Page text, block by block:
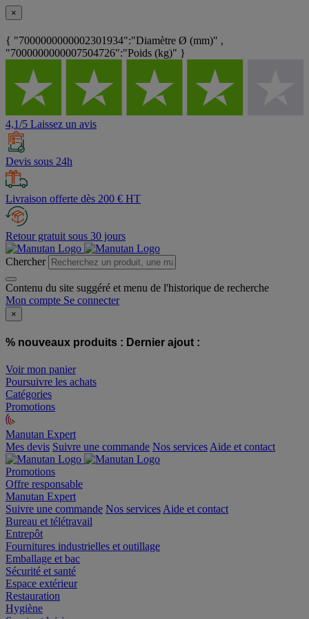
×
{ "7000000000002301934":"Diamètre Ø (mm)" ,
"7000000000007504726":"Poids (kg)" }
4,1/5 Laissez un avis
Devis sous 24h
Livraison offerte dès 200 € HT
Retour gratuit sous 30 jours
Chercher
Contenu du site suggéré et menu de l'historique de recherche
Mon compte Se connecter
×
% nouveaux produits : Dernier ajout :
Voir mon panier
Poursuivre les achats
Catégories
Promotions
Manutan Expert
offre reconditionnée
Mes devis Suivre une commande Nos services
Promotions
Offre responsable
Manutan Expert
Suivre une commande
Bureau et télétravail
Entrepôt
Fournitures industrielles et outillage
Emballage et bac
Sécurité et santé
Espace extérieur
Restauration